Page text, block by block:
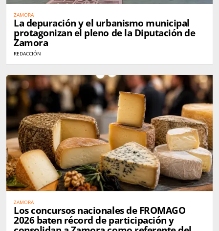
ZAMORA
La depuración y el urbanismo municipal
protagonizan el pleno de la Diputación de
Zamora
REDACCIÓN
ZAMORA
Los concursos nacionales de FROMAGO
2026 baten récord de participación y